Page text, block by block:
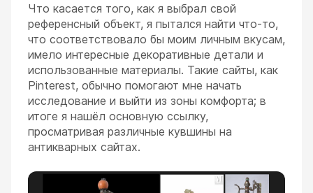
Что касается того, как я выбрал свой
референсный объект, я пытался найти что-то,
что соответствовало бы моим личным вкусам,
имело интересные декоративные детали и
использованные материалы. Такие сайты, как
Pinterest, обычно помогают мне начать
исследование и выйти из зоны комфорта; в
итоге я нашёл основную ссылку,
просматривая различные кувшины на
антикварных сайтах.